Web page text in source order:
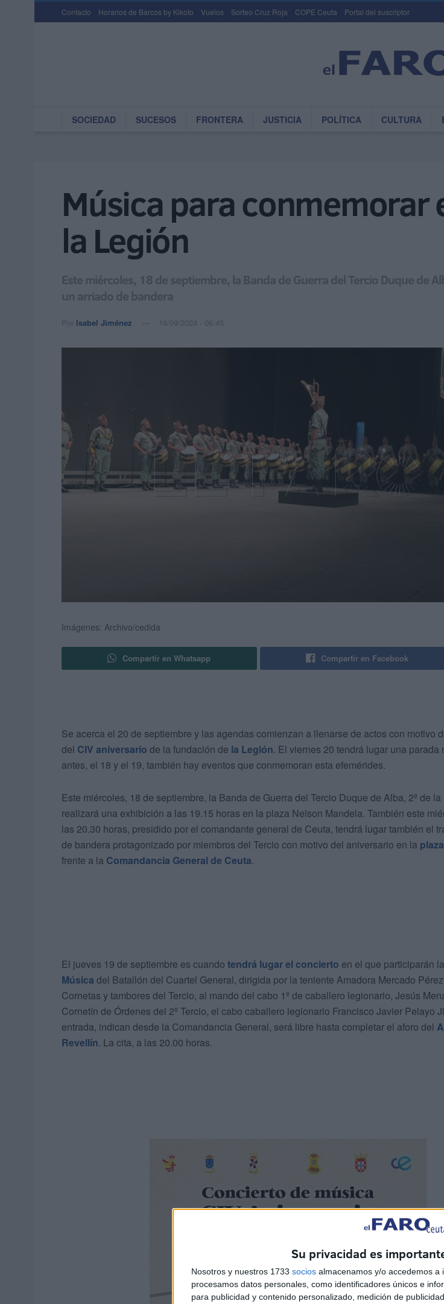
Su privacidad es
Nosotros y nuestros 1733 socios almacenamos y/o accedemos a
procesamos datos personales, como identificadores únicos e
para publicidad y contenido personalizado, medición de
Contacto Horarios de Barcos by Kikoto Vuelos Sorteo Cruz Roja COPE Ceuta Portal del suscriptor
SOCIEDAD SUCESOS FRONTERA JUSTICIA POLÍTICA CULTURA
Música para conmemorar
la Legión
Este miércoles, 18 de septiembre, la Banda de Guerra del Tercio Duque de
un arriado de bandera
Por Isabel Jiménez 16/09/2024 - 06:45
Imágenes: Archivo/cedida
Compartir en Whatsapp Compartir en Facebook
Se acerca el 20 de septiembre y las agendas comienzan a llenarse de actos con motivo
del CIV aniversario de la fundación de la Legión. El viernes 20 tendrá lugar una parada
antes, el 18 y el 19, también hay eventos que conmemoran esta efemérides.
Este miércoles, 18 de septiembre, la Banda de Guerra del Tercio Duque de Alba, 2º de la
realizará una exhibición a las 19.15 horas en la plaza Nelson Mandela. También este
las 20.30 horas, presidido por el comandante general de Ceuta, tendrá lugar también el
de bandera protagonizado por miembros del Tercio con motivo del aniversario en la
frente a la Comandancia General de Ceuta.
El jueves 19 de septiembre es cuando tendrá lugar el concierto en el que participarán la
Música del Batallón del Cuartel General, dirigida por la teniente Amadora Mercado
Cornetas y tambores del Tercio, al mando del cabo 1º de caballero legionario, Jesús
Cornetín de Órdenes del 2º Tercio, el cabo caballero legionario Francisco Javier Pelayo
entrada, indican desde la Comandancia General, será libre hasta completar el aforo del
Revellín. La cita, a las 20.00 horas.